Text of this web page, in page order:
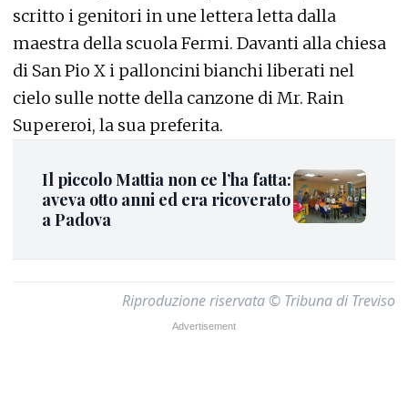
scritto i genitori in une lettera letta dalla
maestra della scuola Fermi. Davanti alla chiesa
di San Pio X i palloncini bianchi liberati nel
cielo sulle notte della canzone di Mr. Rain
Supereroi, la sua preferita.
Il piccolo Mattia non ce l’ha fatta:
aveva otto anni ed era ricoverato
a Padova
Riproduzione riservata © Tribuna di Treviso